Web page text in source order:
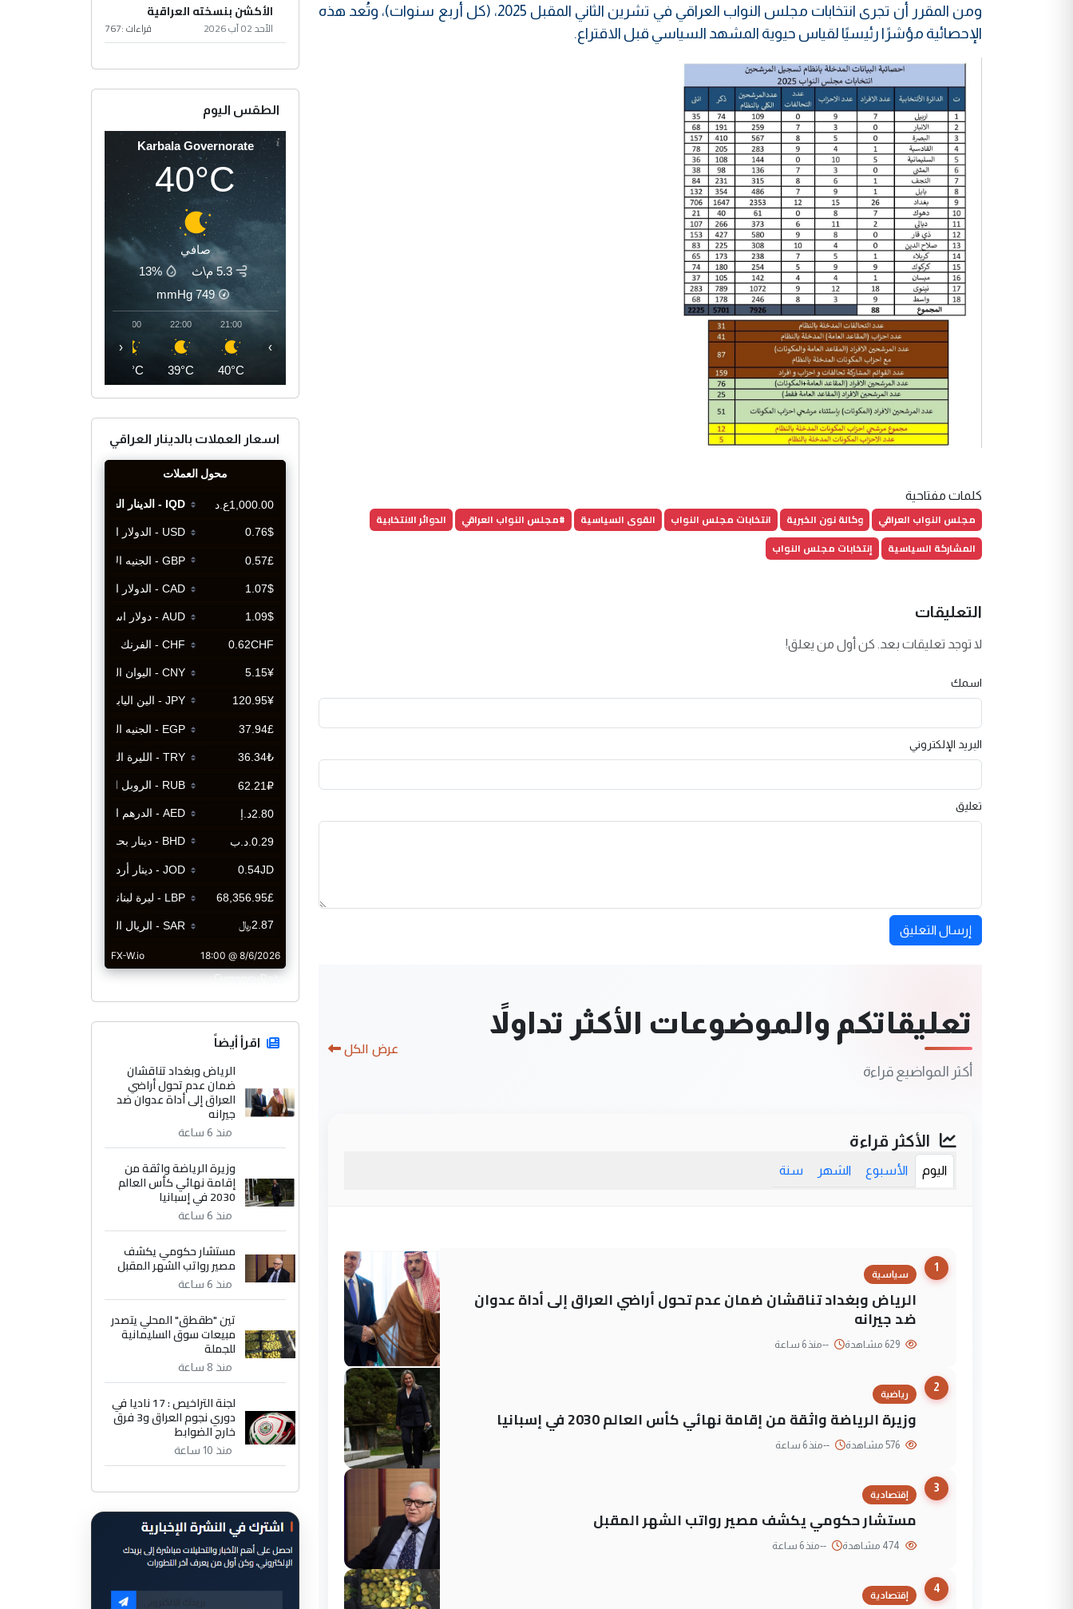
ومن المقرر أن تجرى انتخابات مجلس النواب العراقي في تشرين الثاني المقبل 2025، (كل أربع سنوات)، وتُعد هذه
الإحصائية مؤشرًا رئيسيًا لقياس حيوية المشهد السياسي قبل الاقتراع.
كلمات مفتاحية
مجلس النواب العراقي وكالة نون الخبرية انتخابات مجلس النواب القوى السياسية #مجلس النواب العراقي
الدوائر الانتخابية
المشاركة السياسية
إنتخابات مجلس النواب
التعليقات
لا توجد تعليقات بعد. كن أول من يعلق!
اسمك
البريد الإلكتروني
تعليق
إرسال التعليق
تعليقاتكم والموضوعات الأكثر تداولاً
أكثر المواضيع قراءة
عرض الكل
الأكثر قراءة
اليوم الأسبوع الشهر سنة
1
سياسية
الرياض وبغداد تناقشان ضمان عدم تحول أراضي العراق إلى أداة عدوان
ضد جيرانه
--منذ 6 ساعة
2
رياضية
وزيرة الرياضة واثقة من إقامة نهائي كأس العالم 2030 في إسبانيا
--منذ 6 ساعة
3
إقتصادية
مستشار حكومي يكشف مصير رواتب الشهر المقبل
--منذ 6 ساعة
4
إقتصادية
الأكشن بنسخته العراقية
الأحد 02 آب 2026 قراءات :767
الطقس اليوم
Karbala Governorate
40°C
صافي
5.3 م\ث
13%
749
mmHg
21:00
40°C
22:00
39°C
23:00
37°C
‹ ›
اسعار العملات بالدينار العراقي
CurrencyRate
اقرأ أيضاً
الرياض وبغداد تناقشان
ضمان عدم تحول أراضي
العراق إلى أداة عدوان ضد
جيرانه
منذ 6 ساعة
وزيرة الرياضة واثقة من
إقامة نهائي كأس العالم
2030 في إسبانيا
منذ 6 ساعة
مستشار حكومي يكشف
مصير رواتب الشهر المقبل
منذ 6 ساعة
تين "طقطق" المحلي يتصدر
مبيعات سوق السليمانية
للجملة
منذ 8 ساعة
لجنة التراخيص : 17 ناديا في
دوري نجوم العراق و3 فرق
خارج الضوابط
منذ 10 ساعة